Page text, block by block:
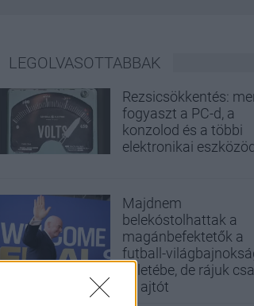
LEGOLVASOTTABBAK
Rezsicsökkentés:
fogyaszt a PC-d, a
konzolod és a többi
elektronikai
Majdnem
belekóstolhattak a
magánbefektetők a
futball-
üzletébe, de rájuk
az ajtót